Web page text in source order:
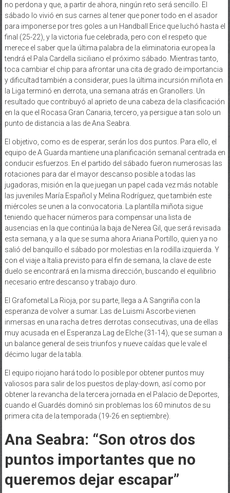
no perdona y que, a partir de ahora, ningún reto será sencillo. El
sábado lo vivió en sus carnes al tener que poner todo en el asador
para imponerse por tres goles a un Handball Erice que luchó hasta el
final (25-22), y la victoria fue celebrada, pero con el respeto que
merece el saber que la última palabra de la eliminatoria europea la
tendrá el Pala Cardella siciliano el próximo sábado. Mientras tanto,
toca cambiar el chip para afrontar una cita de grado de importancia
y dificultad también a considerar, pues la última incursión miñota en
la Liga terminó en derrota, una semana atrás en Granollers. Un
resultado que contribuyó al aprieto de una cabeza de la clasificación
en la que el Rocasa Gran Canaria, tercero, ya persigue a tan solo un
punto de distancia a las de Ana Seabra.
El objetivo, como es de esperar, serán los dos puntos. Para ello, el
equipo de A Guarda mantiene una planificación semanal centrada en
conducir esfuerzos. En el partido del sábado fueron numerosas las
rotaciones para dar el mayor descanso posible a todas las
jugadoras, misión en la que juegan un papel cada vez más notable
las juveniles María Español y Melina Rodríguez, que también este
miércoles se unen a la convocatoria. La plantilla miñota sigue
teniendo que hacer números para compensar una lista de
ausencias en la que continúa la baja de Nerea Gil, que será revisada
esta semana, y a la que se suma ahora Ariana Portillo, quien ya no
salió del banquillo el sábado por molestias en la rodilla izquierda. Y
con el viaje a Italia previsto para el fin de semana, la clave de este
duelo se encontrará en la misma dirección, buscando el equilibrio
necesario entre descanso y trabajo duro.
El Grafometal La Rioja, por su parte, llega a A Sangriña con la
esperanza de volver a sumar. Las de Luismi Ascorbe vienen
inmersas en una racha de tres derrotas consecutivas, una de ellas
muy acusada en el Esperanza Lag de Elche (31-14), que se suman a
un balance general de seis triunfos y nueve caídas que le vale el
décimo lugar de la tabla.
El equipo riojano hará todo lo posible por obtener puntos muy
valiosos para salir de los puestos de play-down, así como por
obtener la revancha de la tercera jornada en el Palacio de Deportes,
cuando el Guardés dominó sin problemas los 60 minutos de su
primera cita de la temporada (19-26 en septiembre).
Ana Seabra: “Son otros dos
puntos importantes que no
queremos dejar escapar”